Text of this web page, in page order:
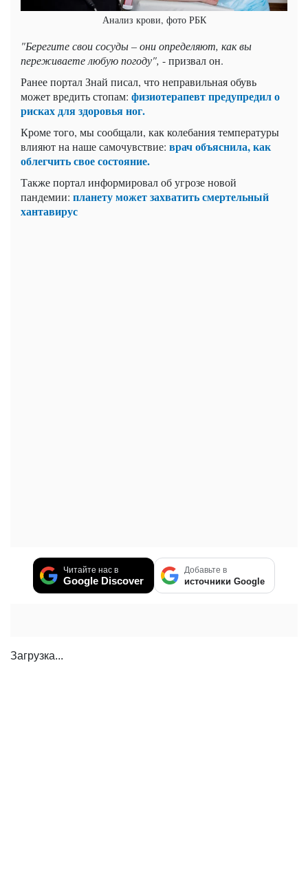
Анализ крови, фото РБК
"Берегите свои сосуды –они определяют, как вы
переживаете любую погоду", - призвал он.
Ранее портал Знай писал, что неправильная обувь
может вредить стопам: физиотерапевт предупредил о
рисках для здоровья ног.
Кроме того, мы сообщали, как колебания температуры
влияют на наше самочувствие: врач объяснила, как
облегчить свое состояние.
Также портал информировал об угрозе новой
пандемии: планету может захватить смертельный
хантавирус
Читайте нас в
Google Discover
Добавьте в
источники Google